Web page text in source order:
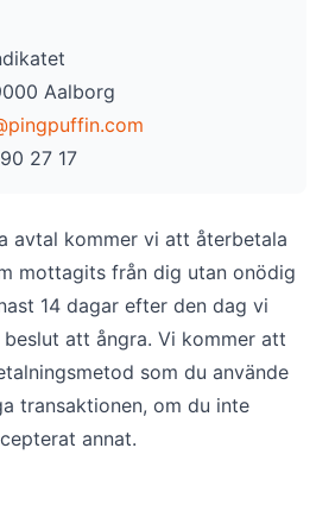
Aalborg
27 17
avtal kommer vi att återbetala
mottagits från dig utan onödig
14 dagar efter den dag vi
att ångra. Vi kommer att
som du använde
transaktionen, om du inte
annat.